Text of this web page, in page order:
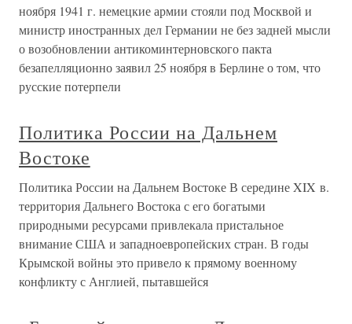
ноября 1941 г. немецкие армии стояли под Москвой и
министр иностранных дел Германии не без задней мысли
о возобновлении антикоминтерновского пакта
безапелляционно заявил 25 ноября в Берлине о том, что
русские потерпели
Политика России на Дальнем
Востоке
Политика России на Дальнем Востоке В середине XIX в.
территория Дальнего Востока с его богатыми
природными ресурсами привлекала пристальное
внимание США и западноевропейских стран. В годы
Крымской войны это привело к прямому военному
конфликту с Англией, пытавшейся